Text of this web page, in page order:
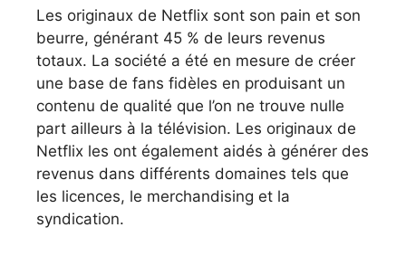
Les originaux de Netflix sont son pain et son
beurre, générant 45 % de leurs revenus
totaux. La société a été en mesure de créer
une base de fans fidèles en produisant un
contenu de qualité que l’on ne trouve nulle
part ailleurs à la télévision. Les originaux de
Netflix les ont également aidés à générer des
revenus dans différents domaines tels que
les licences, le merchandising et la
syndication.